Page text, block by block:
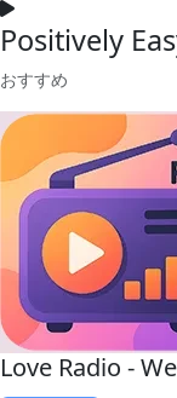
Positively
おすすめ
Love Radio -